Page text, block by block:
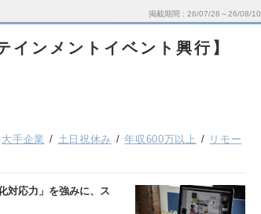
掲載期間 26/07/28～26/08/10
インメントイベント興行】
大手企業 土日祝休み 年収600万以上
リモー
対応力」を強みに、ス